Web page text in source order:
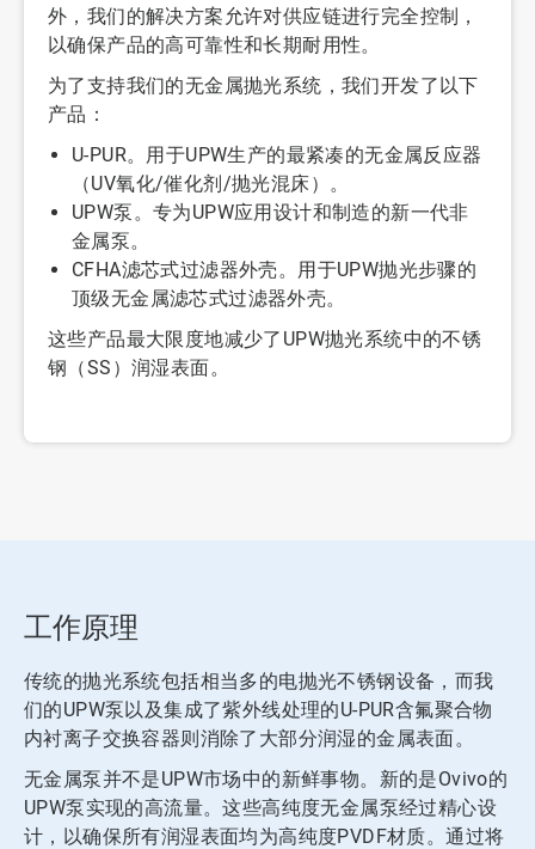
外，我们的解决方案允许对供应链进行完全控制，
以确保产品的高可靠性和长期耐用性。
为了支持我们的无金属抛光系统，我们开发了以下
产品：
U-PUR。用于UPW生产的最紧凑的无金属反应器
（UV氧化/催化剂/抛光混床）。
UPW泵。专为UPW应用设计和制造的新一代非
金属泵。
CFHA滤芯式过滤器外壳。用于UPW抛光步骤的
顶级无金属滤芯式过滤器外壳。
这些产品最大限度地减少了UPW抛光系统中的不锈
钢（SS）润湿表面。
工作原理
传统的抛光系统包括相当多的电抛光不锈钢设备，而我
们的UPW泵以及集成了紫外线处理的U-PUR含氟聚合物
内衬离子交换容器则消除了大部分润湿的金属表面。
无金属泵并不是UPW市场中的新鲜事物。新的是Ovivo的
UPW泵实现的高流量。这些高纯度无金属泵经过精心设
计，以确保所有润湿表面均为高纯度PVDF材质。通过将